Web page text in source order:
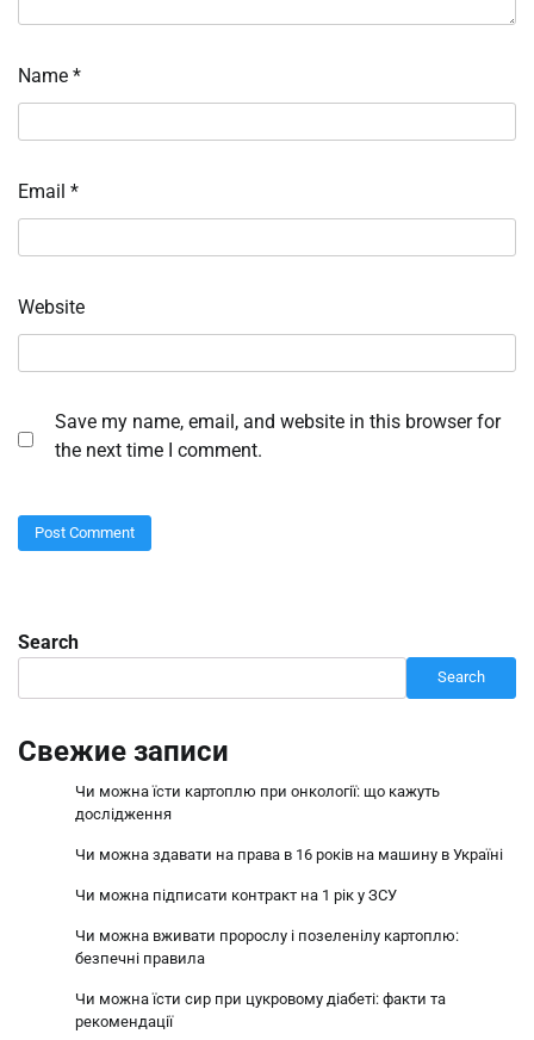
Name *
Email *
Website
Save my name, email, and website in this browser for
the next time I comment.
Search
Search
Свежие записи
Чи можна їсти картоплю при онкології: що кажуть
дослідження
Чи можна здавати на права в 16 років на машину в Україні
Чи можна підписати контракт на 1 рік у ЗСУ
Чи можна вживати пророслу і позеленілу картоплю:
безпечні правила
Чи можна їсти сир при цукровому діабеті: факти та
рекомендації